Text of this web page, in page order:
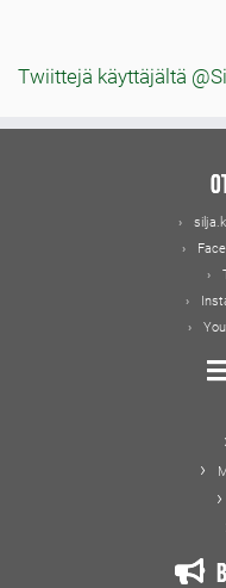
Twiittejä käyttäjältä